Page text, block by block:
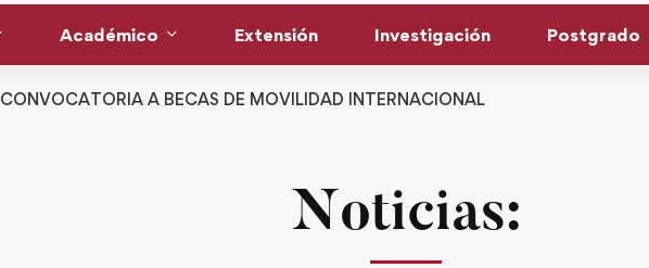
Académico Extensión Investigación Postgrado
CONVOCATORIA A BECAS DE MOVILIDAD INTERNACIONAL
Noticias: